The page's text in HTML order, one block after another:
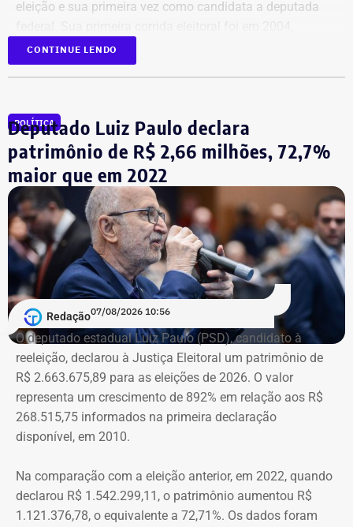
eleição e sua primeira vez como candidata a deputada
quando foi candidata a vice-prefeita na chapa de Bittar
para a Prefeitura do Rio. Na época, ela não declarou bens.
acumulado dos últimos vinte anos, a expansão nominal
do patrimônio dela foi de R$ 2,9 milhões.
CONTINUE LENDO
POLÍTICA
Deputado Luiz Paulo declara
patrimônio de R$ 2,66 milhões, 72,7%
maior que em 2022
Redação07/08/2026 10:56
O deputado estadual Luiz Paulo (PSD), candidato à
reeleição, declarou à Justiça Eleitoral um patrimônio de
R$ 2.663.675,89 para as eleições de 2026. O valor
representa um crescimento de 892% em relação aos R$
268.515,75 informados na primeira declaração
disponível, em 2010.
Na comparação com a eleição anterior, em 2022, quando
declarou R$ 1.542.299,11, o patrimônio aumentou R$
1.121.376,78, o equivalente a 72,71%. Os dados foram